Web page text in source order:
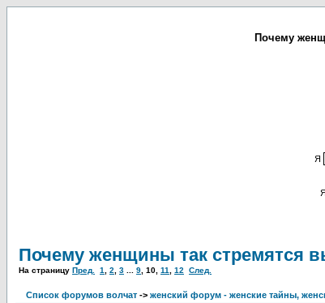
Почему
Я
Я
Почему женщины так стремятся
На страницу Пред. 1 2 3 9 10 11 12 След.
Список форумов волчат -> женский форум - женские тайны,